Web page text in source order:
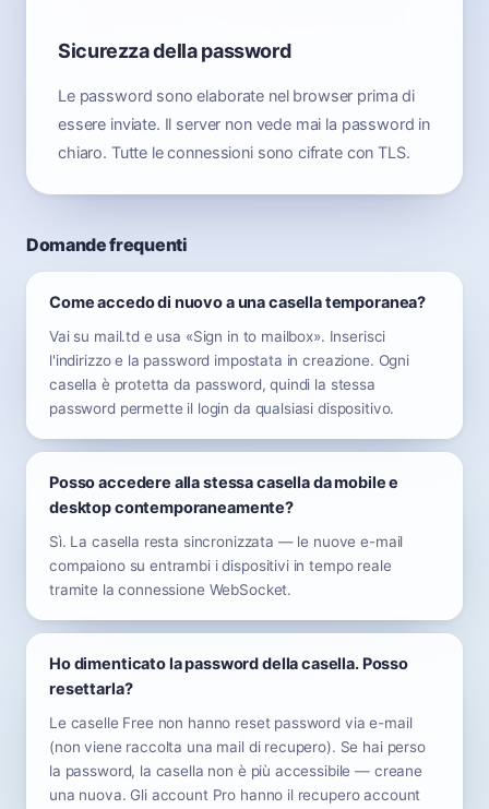
Sicurezza della password
Le password sono elaborate nel browser prima di
essere inviate. Il server non vede mai la password in
chiaro. Tutte le connessioni sono cifrate con TLS.
Domande frequenti
Come accedo di nuovo a una casella temporanea?
Vai su mail.td e usa «Sign in to mailbox». Inserisci
l'indirizzo e la password impostata in creazione. Ogni
casella è protetta da password, quindi la stessa
password permette il login da qualsiasi dispositivo.
Posso accedere alla stessa casella da mobile e
desktop contemporaneamente?
Sì. La casella resta sincronizzata — le nuove e-mail
compaiono su entrambi i dispositivi in tempo reale
tramite la connessione WebSocket.
Ho dimenticato la password della casella. Posso
resettarla?
Le caselle Free non hanno reset password via e-mail
(non viene raccolta una mail di recupero). Se hai perso
la password, la casella non è più accessibile — creane
una nuova. Gli account Pro hanno il recupero account